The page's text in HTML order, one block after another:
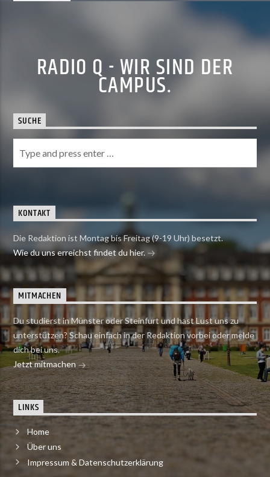
RADIO Q - WIR SIND DER
CAMPUS.
SUCHE
KONTAKT
Die Redaktion ist Montag bis Freitag (9-19 Uhr) besetzt.
Wie du uns erreichst findet du hier.
MITMACHEN
Du studierst in Münster oder Steinfurt und hast Lust uns zu
unterstützen? Schau einfach in der Redaktion vorbei oder melde
dich bei uns.
Jetzt mitmachen
LINKS
Home
Über uns
Impressum & Datenschutzerklärung